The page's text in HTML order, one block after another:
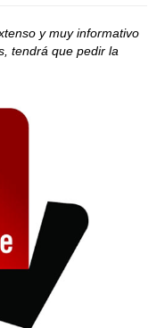
y muy informativo
tendrá que pedir la